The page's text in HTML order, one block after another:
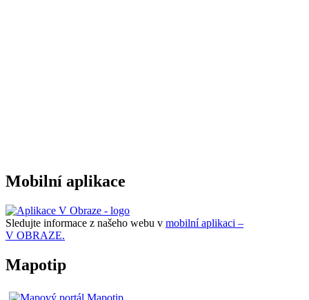
Mobilní aplikace
Sledujte informace z našeho webu v mobilní aplikaci –
V OBRAZE.
Mapotip